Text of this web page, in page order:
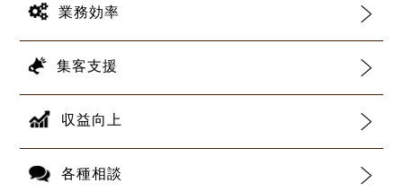
業務効率
集客支援
収益向上
各種相談